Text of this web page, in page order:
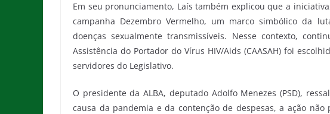
Em seu pronunciamento, Laís também explicou que a
campanha Dezembro Vermelho, um marco simbólico da
doenças sexualmente transmissíveis. Nesse contexto,
Assistência do Portador do Vírus HIV/Aids (CAASAH) foi
servidores do Legislativo.
O presidente da ALBA, deputado Adolfo Menezes (PSD),
causa da pandemia e da contenção de despesas, a ação